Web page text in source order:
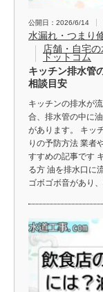
公開日：2026/6/14
水漏れ・つまり
店舗・自宅
ドットコム
キッチン排水管
相談目安
キッチンの排水が
合、排水管の中に
があります。 キッ
りの予防方法 業者
すすめの記事です
る方 油を排水口に
ゴボゴボ音があり